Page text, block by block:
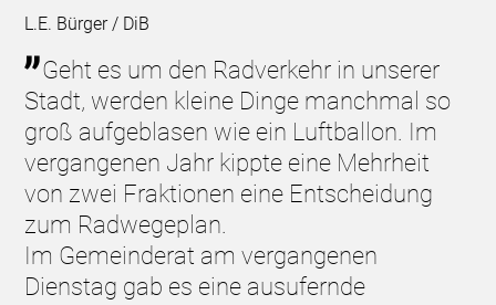
L.E. Bürger / DiB
Geht es um den Radverkehr in unserer
Stadt, werden kleine Dinge manchmal so
groß aufgeblasen wie ein Luftballon. Im
vergangenen Jahr kippte eine Mehrheit
von zwei Fraktionen eine Entscheidung
zum Radwegeplan.
Im Gemeinderat am vergangenen
Dienstag gab es eine ausufernde